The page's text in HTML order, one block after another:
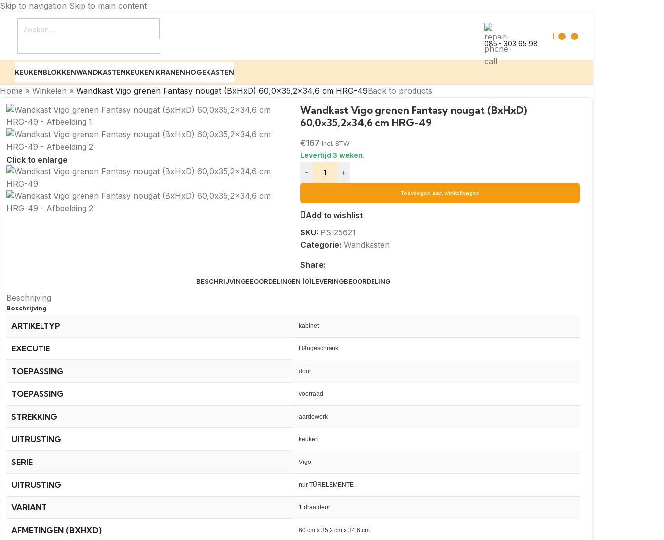
Skip to navigation Skip to main content
085 - 303 65 98
KEUKENBLOKKENWANDKASTENKEUKEN KRANENHOGEKASTEN
Home » Winkelen » Wandkast Vigo grenen Fantasy nougat (BxHxD) 60,0×35,2×34,6 cm HRG-49Back to products
Click to enlarge
Wandkast Vigo grenen Fantasy nougat (BxHxD)
60,0×35,2×34,6 cm HRG-49
€167 Incl. BTW
- +
Toevoegen aan winkelwagen
Add to wishlist
SKU: PS-25621
Categorie: Wandkasten
Share:
BESCHRIJVINGBEOORDELINGEN (0)LEVERINGBEOORDELING
Beschrijving
Beschrijving
ARTIKELTYP kabinet
EXECUTIE Hängeschrank
TOEPASSING door
TOEPASSING voorraad
STREKKING aardewerk
UITRUSTING keuken
SERIE Vigo
UITRUSTING nur TÜRELEMENTE
VARIANT 1 draaideur
AFMETINGEN (BXHXD) 60 cm x 35,2 cm x 34,6 cm